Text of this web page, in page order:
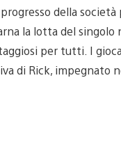
della società
la lotta del singolo
per tutti. I
di Rick, impegnato